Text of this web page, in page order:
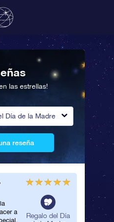
las estrellas!
Día de la Madre
reseña
a
Regalo del Día